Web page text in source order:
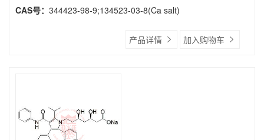
CAS号： 344423-98-9;134523-03-8(Ca salt)
产品详情 加入购物车